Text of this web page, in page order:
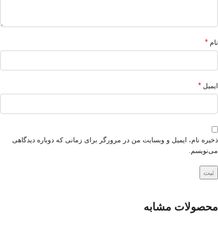
نام *
ایمیل *
ذخیره نام، ایمیل و وبسایت من در مرورگر برای زمانی که دوباره دیدگاهی
می‌نویسم.
محصولات مشابه